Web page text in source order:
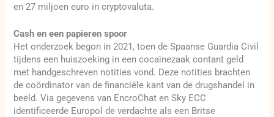
en 27 miljoen euro in cryptovaluta.
Cash en een papieren spoor
Het onderzoek begon in 2021, toen de Spaanse Guardia Civil
tijdens een huiszoeking in een cocaïnezaak contant geld
met handgeschreven notities vond. Deze notities brachten
de coördinator van de financiële kant van de drugshandel in
beeld. Via gegevens van EncroChat en Sky ECC
identificeerde Europol de verdachte als een Britse